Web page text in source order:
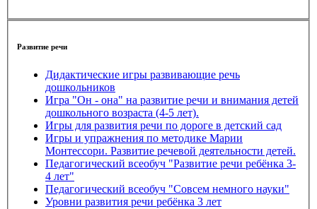
Развитие речи
Дидактические игры развивающие речь
дошкольников
Игра "Он - она" на развитие речи и внимания детей
дошкольного возраста (4-5 лет).
Игры для развития речи по дороге в детский сад
Игры и упражнения по методике Марии
Монтессори. Развитие речевой деятельности детей.
Педагогический всеобуч "Развитие речи ребёнка 3-
4 лет"
Педагогический всеобуч "Совсем немного науки"
Уровни развития речи ребёнка 3 лет